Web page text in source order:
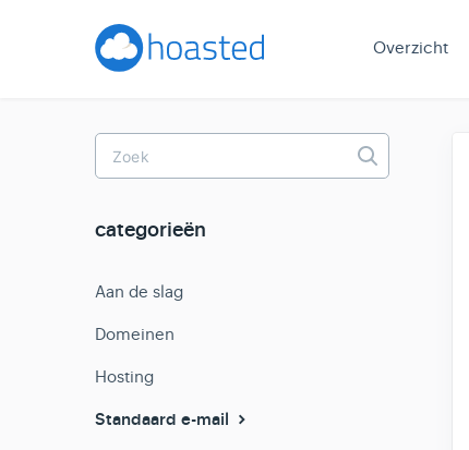
Overzicht
Toggle
Search
categorieën
Aan de slag
Domeinen
Hosting
Standaard e-mail